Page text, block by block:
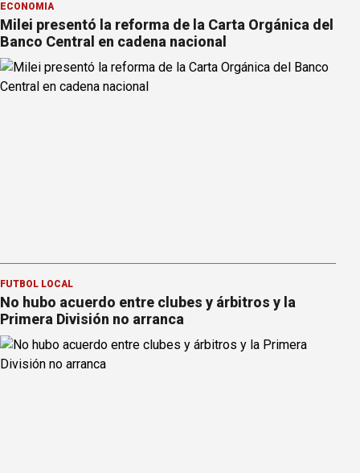
ECONOMÍA
Milei presentó la reforma de la Carta Orgánica del
Banco Central en cadena nacional
FÚTBOL LOCAL
No hubo acuerdo entre clubes y árbitros y la
Primera División no arranca